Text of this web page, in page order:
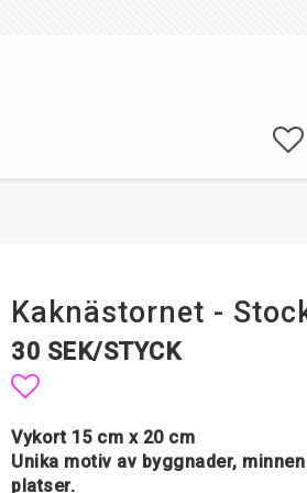
Kaknästornet -
30 SEK/STYCK
Lägg till i favoritlistan
Vykort 15 cm x 20 cm
Unika motiv av byggnader,
platser.